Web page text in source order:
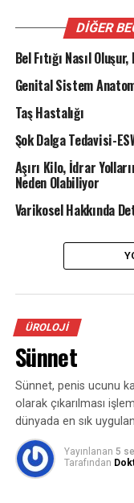
ayakta durmak
ilerleyen
sıklıkla rahatlar.
muayenede yahut
Varikosel ne sorun
Çalışmalar
infertilite ( kısırlık)
daha yüksek oranda
bilinmemekle
testislerde ısı
Varikosel gelişme
gelişmesini
küçük kalmasına
Varikosel için özel
erkeklerde görülen
yoktur.doktor fizik
konur. İnfertilite
DIĞER
Bel Fıtığı Nasıl
Genital Sistem
Taş Hastalığı
Şok Dalga Tedavisi-
Aşırı Kilo, İdrar
Neden Olabiliyor
Varikosel Hakkında
ÜROLOJI
Sünnet
Sünnet, penis ucunu
olarak çıkarılması
dünyada en sık
Yayınlanan 5
Tarafından